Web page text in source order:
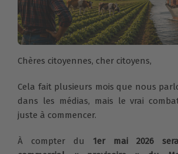
Chères citoyennes, cher citoyens,
Cela fait plusieurs mois que nous
dans les médias, mais le vrai
juste à commencer.
À compter du 1er mai 2026